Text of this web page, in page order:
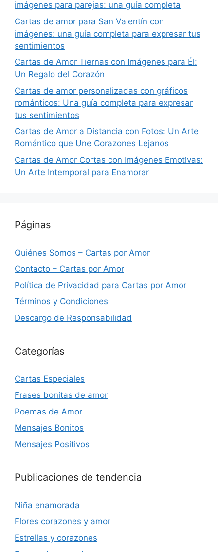
imágenes para parejas: una guía completa
Cartas de amor para San Valentín con
imágenes: una guía completa para expresar tus
sentimientos
Cartas de Amor Tiernas con Imágenes para Él:
Un Regalo del Corazón
Cartas de amor personalizadas con gráficos
románticos: Una guía completa para expresar
tus sentimientos
Cartas de Amor a Distancia con Fotos: Un Arte
Romántico que Une Corazones Lejanos
Cartas de Amor Cortas con Imágenes Emotivas:
Un Arte Intemporal para Enamorar
Páginas
Quiénes Somos – Cartas por Amor
Contacto – Cartas por Amor
Política de Privacidad para Cartas por Amor
Términos y Condiciones
Descargo de Responsabilidad
Categorías
Cartas Especiales
Frases bonitas de amor
Poemas de Amor
Mensajes Bonitos
Mensajes Positivos
Publicaciones de tendencia
Niña enamorada
Flores corazones y amor
Estrellas y corazones